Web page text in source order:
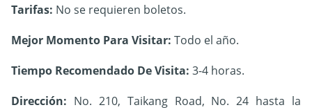
Tarifas: No se requieren boletos.
Mejor Momento Para Visitar: Todo el año.
Tiempo Recomendado De Visita: 3-4 horas.
Dirección: No. 210, Taikang Road, No. 24 hasta la